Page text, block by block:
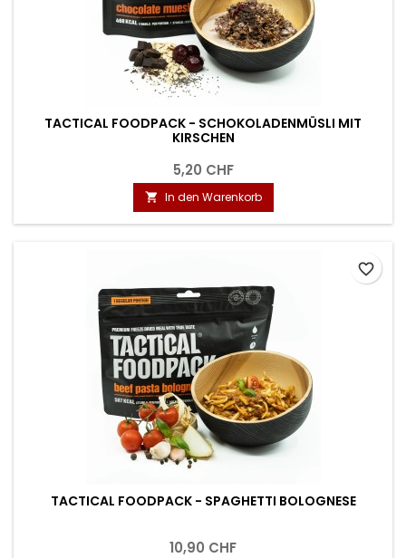
TACTICAL FOODPACK - SCHOKOLADENMÜSLI MIT
KIRSCHEN
5,20 CHF
 In den Warenkorb
TACTICAL FOODPACK - SPAGHETTI BOLOGNESE
10,90 CHF
favorite_border